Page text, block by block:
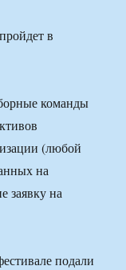
команды
(любой
на
заявку на
подали